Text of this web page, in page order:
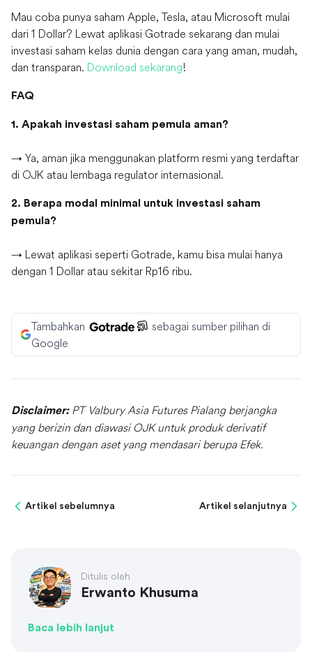
Mau coba punya saham Apple, Tesla, atau Microsoft mulai
dari 1 Dollar? Lewat aplikasi Gotrade sekarang dan mulai
investasi saham kelas dunia dengan cara yang aman, mudah,
dan transparan. Download sekarang!
FAQ
1. Apakah investasi saham pemula aman?
→ Ya, aman jika menggunakan platform resmi yang terdaftar
di OJK atau lembaga regulator internasional.
2. Berapa modal minimal untuk investasi saham
pemula?
→ Lewat aplikasi seperti Gotrade, kamu bisa mulai hanya
dengan 1 Dollar atau sekitar Rp16 ribu.
Tambahkan
sebagai sumber pilihan di
Google
Disclaimer: PT Valbury Asia Futures Pialang berjangka
yang berizin dan diawasi OJK untuk produk derivatif
keuangan dengan aset yang mendasari berupa Efek.
Artikel sebelumnya Artikel selanjutnya
Ditulis oleh
Erwanto Khusuma
Baca lebih lanjut